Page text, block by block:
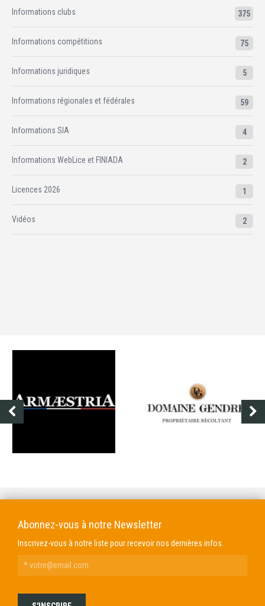
Informations clubs 375
Informations compétitions 75
Informations juridiques 5
Informations régionales et fédérales 59
Informations SIA 4
Informations WebLice et FINIADA 2
Licences 2026 1
Vidéos 2
Abonnez-vous à notre Newsletter
Inscrivez-vous à notre liste pour recevoir nos dernières infos.